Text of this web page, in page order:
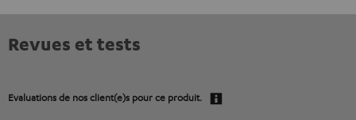
Revues et tests
Evaluations de nos client(e)s pour ce produit.